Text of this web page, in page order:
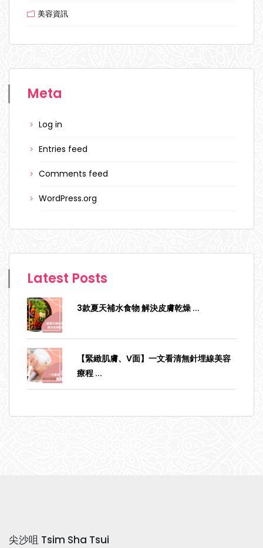
美容資訊
Meta
Log in
Entries feed
Comments feed
WordPress.org
Latest Posts
3款夏天補水食物 解決皮膚乾燥 ...
【緊緻肌膚、V面】一文看清無針埋線美容
療程 ...
尖沙咀 Tsim Sha Tsui